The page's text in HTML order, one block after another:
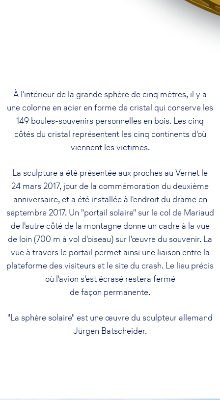
À l'intérieur de la grande sphère de cinq mètres, il y a
une colonne en acier en forme de cristal qui conserve les
149 boules-souvenirs personnelles en bois. Les cinq
côtés du cristal représentent les cinq continents d'où
viennent les victimes.
La sculpture a été présentée aux proches au Vernet le
24 mars 2017, jour de la commémoration du deuxième
anniversaire, et a été installée à l'endroit du drame en
septembre 2017. Un "portail solaire" sur le col de Mariaud
de l'autre côté de la montagne donne un cadre à la vue
de loin (700 m à vol d'oiseau) sur l'œuvre du souvenir. La
vue à travers le portail permet ainsi une liaison entre la
plateforme des visiteurs et le site du crash. Le lieu précis
où l'avion s'est écrasé restera fermé
de façon permanente.
"La sphère solaire" est une œuvre du sculpteur allemand
Jürgen Batscheider.